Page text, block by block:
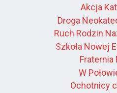
Akcja
Droga
Ruch Rodzin
Szkoła Nowej
Fraternia
W
Ochotnicy